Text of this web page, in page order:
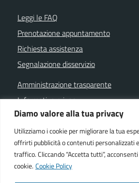
Diamo valore alla tua privacy
Utilizziamo i cookie per migliorare la tua
offrirti pubblicità o contenuti personalizzati
traffico. Cliccando “Accetta tutti”,
cookie. Cookie Policy
Leggi le FAQ
Prenotazione appuntamento
Richiesta assistenza
Segnalazione disservizio
Amministrazione trasparente
Informativa privacy
Note legali
Dichiarazione di accessibilità
Cookie policy